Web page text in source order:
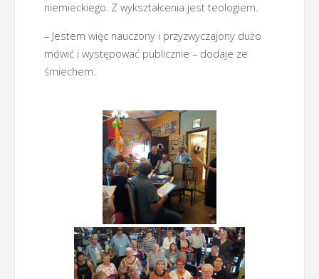
niemieckiego. Z wykształcenia jest teologiem.
– Jestem więc nauczony i przyzwyczajony dużo
mówić i występować publicznie – dodaje ze
śmiechem.